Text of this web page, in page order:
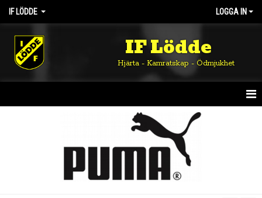
IF LÖDDE LOGGA IN
IF Lödde
Hjärta - Kamratskap - Ödmjukhet